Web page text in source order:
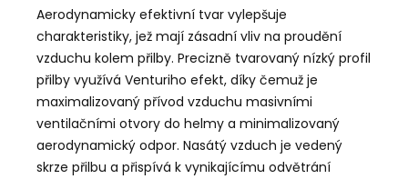
Aerodynamicky efektivní tvar vylepšuje
charakteristiky, jež mají zásadní vliv na proudění
vzduchu kolem přilby. Precizně tvarovaný nízký profil
přilby využívá Venturiho efekt, díky čemuž je
maximalizovaný přívod vzduchu masivními
ventilačními otvory do helmy a minimalizovaný
aerodynamický odpor. Nasátý vzduch je vedený
skrze přilbu a přispívá k vynikajícímu odvětrání